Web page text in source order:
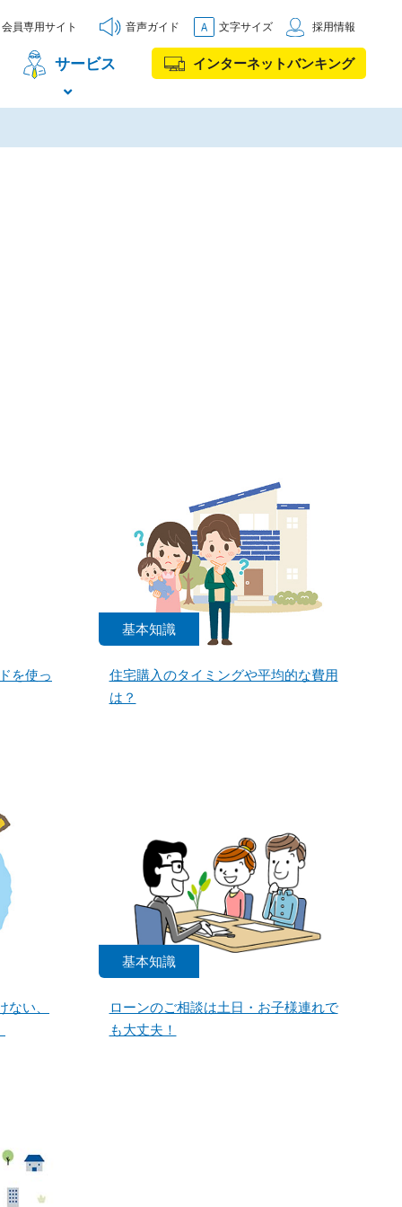
サービス インターネットバンキング
会員専用サイト 音声ガイド 文字サイズ 採用情報
を使っ
基本知識
住宅購入のタイミングや平均的な費用
は？
い、
基本知識
ローンのご相談は土日・お子様連れで
も大丈夫！